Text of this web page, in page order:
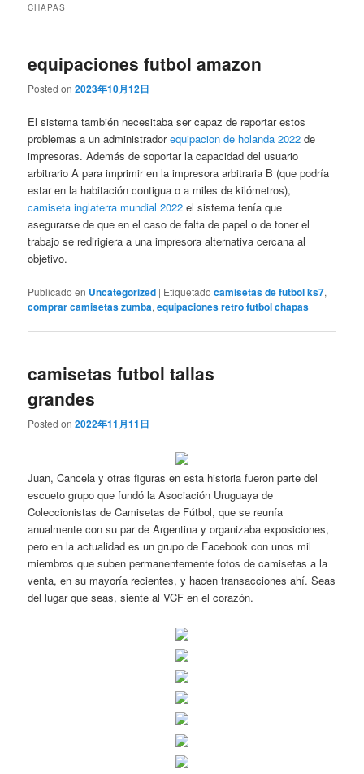
CHAPAS
equipaciones futbol amazon
Posted on2023年10月12日
El sistema también necesitaba ser capaz de reportar estos
problemas a un administradorequipacion de holanda 2022 de
impresoras. Además de soportar la capacidad del usuario
arbitrario A para imprimir en la impresora arbitraria B (que podría
estar en la habitación contigua o a miles de kilómetros),
camiseta inglaterra mundial 2022 el sistema tenía que
asegurarse de que en el caso de falta de papel o de toner el
trabajo se redirigiera a una impresora alternativa cercana al
objetivo.
Publicado en Uncategorized | Etiquetado camisetas de futbol ks7,
comprar camisetas zumba,equipaciones retro futbol chapas
camisetas futbol tallas
grandes
Posted on2022年11月11日
Juan, Cancela y otras figuras en esta historia fueron parte del
escueto grupo que fundó la Asociación Uruguaya de
Coleccionistas de Camisetas de Fútbol, que se reunía
anualmente con su par de Argentina y organizaba exposiciones,
pero en la actualidad es un grupo de Facebook con unos mil
miembros que suben permanentemente fotos de camisetas a la
venta, en su mayoría recientes, y hacen transacciones ahí. Seas
del lugar que seas, siente al VCF en el corazón.